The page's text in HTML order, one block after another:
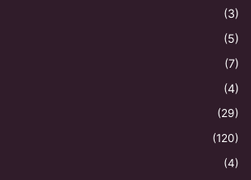
(3)
(5)
(7)
(4)
(29)
(120)
(4)